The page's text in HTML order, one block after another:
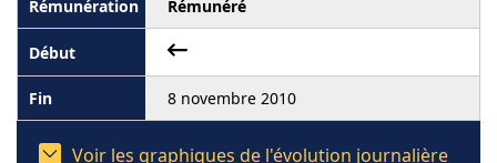
Rémunéré
8 novembre 2010
Voir les graphiques de l'évolution journalière